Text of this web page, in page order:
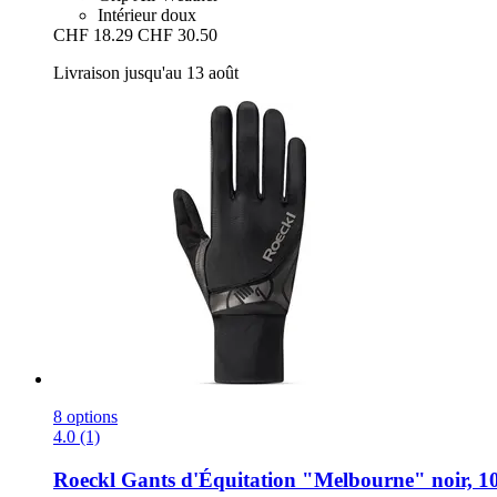
Intérieur doux
CHF 18.29 CHF 30.50
Livraison jusqu'au 13 août
8 options
4.0 (1)
Roeckl Gants d'Équitation "Melbourne" noir,